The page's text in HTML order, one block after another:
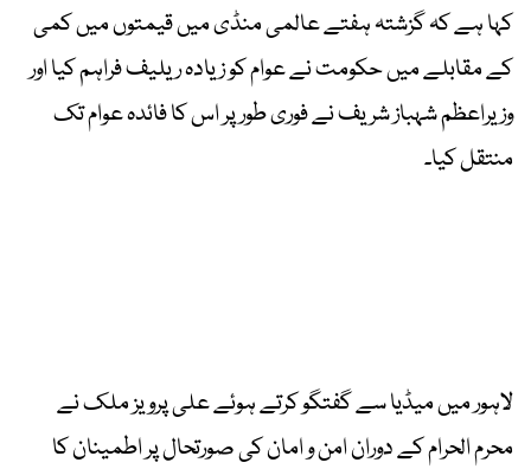
کہا ہے کہ گزشتہ ہفتے عالمی منڈی میں قیمتوں میں کمی
کے مقابلے میں حکومت نے عوام کو زیادہ ریلیف فراہم کیا اور
وزیراعظم شہباز شریف نے فوری طور پر اس کا فائدہ عوام تک
منتقل کیا۔
لاہور میں میڈیا سے گفتگو کرتے ہوئے علی پرویز ملک نے
محرم الحرام کے دوران امن و امان کی صورتحال پر اطمینان کا